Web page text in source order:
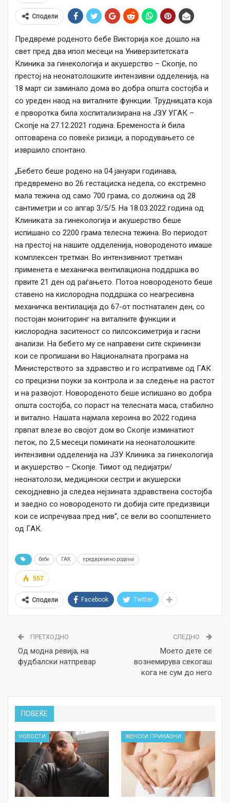
Сподели
Предвреме роденото бебе Викторија кое дошло на
свет пред два ипол месеци на Универзитетската
Клиника за гинекологија и акушерство – Скопје, по
престој на неонатолошките интензивни одделенија, на
18 март си заминало дома во добра општа состојба и
со уреден наод на виталните функции. Трудницата која
е прворотка била хоспитализирана на ЈЗУ УГАК –
Скопје на 27.12.2021 година. Бременоста ѝ била
оптоварена со повеќе ризици, а породувањето се
извршило спонтано.
„Бебето беше родено на 04 јануари годинава,
предвремено во 26 гестациска недела, со екстремно
мала тежина од само 700 грама, со должина од 28
сантиметри и со апгар 3/5/5. На 18.03.2022 година од
Клиниката за гинекологија и акушерство беше
испишано со 2200 грама телесна тежина. Во периодот
на престој на нашите одделенија, новороденото имаше
комплексен третман. Во интензивниот третман
применета е механичка вентилациона поддршка во
првите 21 ден од раѓањето. Потоа новороденото беше
ставено на кислородна поддршка со неагресивна
механичка вентилација до 67-от постнатален ден, со
постојан мониторинг на виталните функции и
кислородна заситеност со пилсоксиметрија и гасни
анализи. На бебето му се направени сите скрининзи
кои се пропишани во Националната програма на
Министерството за здравство и го испративме од ГАК
со прецизни поуки за контрола и за следење на растот
и на развојот. Новороденото беше испишано во добра
општа состојба, со пораст на телесната маса, стабилно
и витално. Нашата најмала хероина во 2022 година
првпат влезе во својот дом во Скопје изминатиот
петок, по 2,5 месеци поминати на неонатолошките
интензивни одделенија на ЈЗУ Клиника за гинекологија
и акушерство – Скопје. Тимот од педијатри/
неонатолози, медицински сестри и акушерски
секојдневно ја следеа нејзината здравствена состојба
и заедно со новороденото ги добија сите предизвици
кои се испречуваа пред нив“, се вели во соопштението
од ГАК.
бебе ГАК предвремено родени
557
Сподели Facebook Twitter
ПРЕТХОДНО
Од модна ревија, на
фудбалски натпревар
СЛЕДНО
Моето дете се
вознемирува секогаш
кога не сум до него
ПОВЕЌЕ
НОВОСТИ ЖЕНСКИ ПРИКАЗНИ